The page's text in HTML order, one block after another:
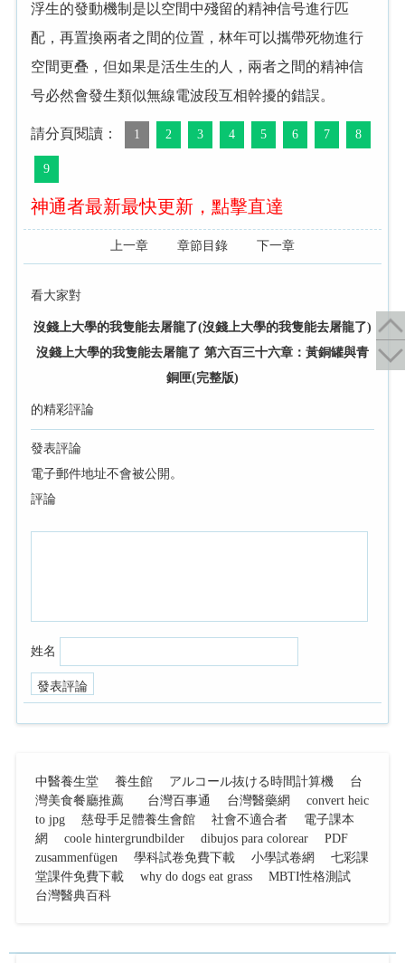
浮生的發動機制是以空間中殘留的精神信号進行匹
配，再置換兩者之間的位置，林年可以攜帶死物進行
空間更叠，但如果是活生生的人，兩者之間的精神信
号必然會發生類似無線電波段互相幹擾的錯誤。
請分頁閱讀： 1 2 3 4 5 6 7 8
9
神通者最新最快更新，點擊直達
上一章 章節目錄 下一章
看大家對
沒錢上大學的我隻能去屠龍了(沒錢上大學的我隻能去屠龍了)
沒錢上大學的我隻能去屠龍了 第六百三十六章：黃銅罐與青
銅匣(完整版)
的精彩評論
發表評論
電子郵件地址不會被公開。
評論
姓名
中醫養生堂 養生館 アルコール抜ける時間計算機
台
灣美食餐廳推薦
台灣百事通 台灣醫藥網
convert heic
to jpg
慈母手足體養生會館 社會不適合者
電子課本
網
coole hintergrundbilder dibujos para colorear
PDF
zusammenfügen
學科試卷免費下載 小學試卷網
七彩課
堂課件免費下載
why do dogs eat grass
MBTI性格測試
台灣醫典百科